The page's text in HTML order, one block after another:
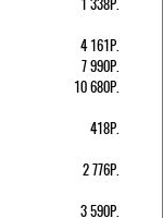
4 161Р.
7 990Р.
10 680Р.
418Р.
2 776Р.
3 590Р.